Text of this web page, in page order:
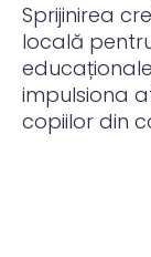
Sprijinirea
locală
impulsiona
copiilor din